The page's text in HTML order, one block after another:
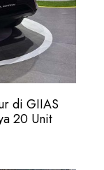
di GIIAS
20 Unit